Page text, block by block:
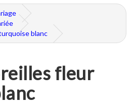
blanc
fleur